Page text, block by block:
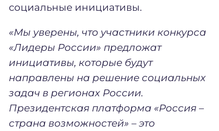
социальные инициативы.
«Мы уверены, что участники конкурса
«Лидеры России» предложат
инициативы, которые будут
направлены на решение социальных
задач в регионах России.
Президентская платформа «Россия –
страна возможностей» – это